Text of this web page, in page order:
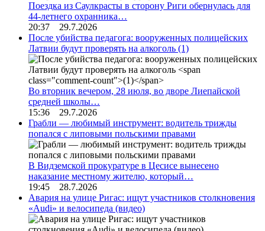
Поездка из Саулкрасты в сторону Риги обернулась для
44-летнего охранника…
20:37 29.7.2026
После убийства педагога: вооруженных полицейских
Латвии будут проверять на алкоголь (1)
Во вторник вечером, 28 июля, во дворе Лиепайской
средней школы…
15:36 29.7.2026
Грабли — любимый инструмент: водитель трижды
попался с липовыми польскими правами
В Видземской прокуратуре в Цесисе вынесено
наказание местному жителю, который…
19:45 28.7.2026
Авария на улице Ригас: ищут участников столкновения
«Audi» и велосипеда (видео)